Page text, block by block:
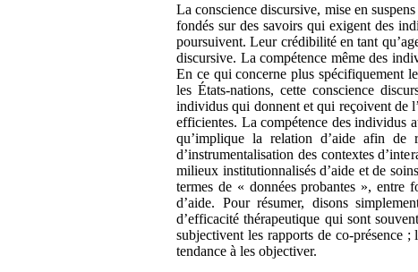
La conscience discursive, mise en
fondés sur des savoirs qui exigent des
poursuivent. Leur crédibilité en tant
discursive. La compétence même des
En ce qui concerne plus spécifiquement
les États-nations, cette conscience
individus qui donnent et qui reçoivent de
efficientes. La compétence des individus
qu’implique la relation d’aide afin de
d’instrumentalisation des contextes
milieux institutionnalisés d’aide et de
termes de « données probantes », entre
d’aide. Pour résumer, disons
d’efficacité thérapeutique qui sont
subjectivent les rapports de co-présence
tendance à les objectiver.